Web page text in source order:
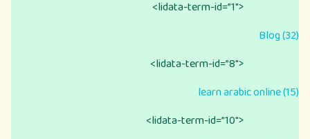
<lidata-term-id=”1″>
Blog (32)
<lidata-term-id=”8″>
learn arabic online (15)
<lidata-term-id=”10″>